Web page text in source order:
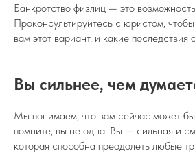
Банкротство физлиц — это
Проконсультируйтесь с юристом,
вам этот вариант, и какие последствия
Вы сильнее, чем
Мы понимаем, что вам сейчас может
помните, вы не одна. Вы — сильная и
которая способна преодолеть любые